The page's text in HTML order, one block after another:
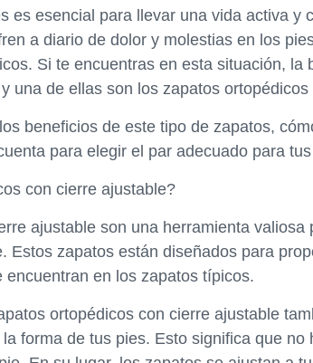
es esencial para llevar una vida activa y
a diario de dolor y molestias en los
Si te encuentras en esta situación, la
una de ellas son los zapatos
beneficios de este tipo de zapatos,
para elegir el par adecuado para
con cierre ajustable?
ajustable son una herramienta valiosa
Estos zapatos están diseñados para
en los zapatos típicos.
ortopédicos con cierre ajustable
forma de tus pies. Esto significa que no